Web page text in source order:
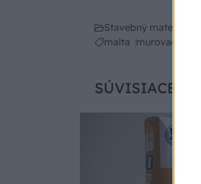
Stavebný materiál
malta murovací
SÚVISIACE